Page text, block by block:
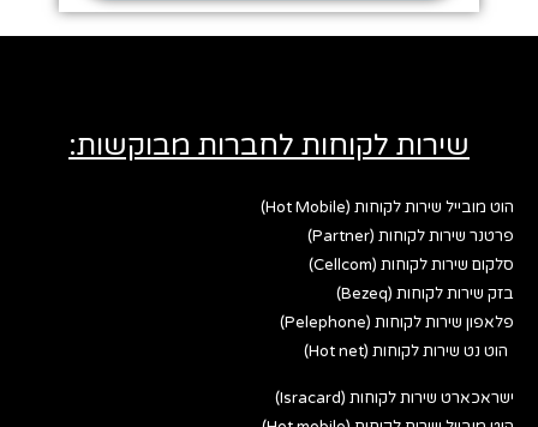
שירות לקוחות לחברות מבוקשות:
הוט מובייל שירות לקוחות (Hot Mobile)
פרטנר שירות לקוחות (Partner)
סלקום שירות לקוחות (Cellcom)
בזק שירות לקוחות (Bezeq)
פלאפון שירות לקוחות (Pelephone)
הוט נט שירות לקוחות (Hot net)
ישראכארט שירות לקוחות (Isracard)